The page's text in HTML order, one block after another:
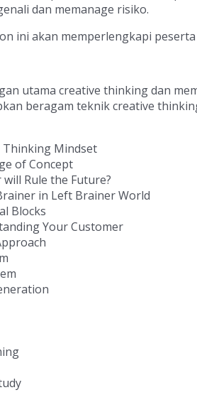
dan memanage risiko.
ini akan memperlengkapi
utama creative thinking dan
beragam teknik creative
Thinking Mindset
of Concept
Rule the Future?
in Left Brainer World
Blocks
Your Customer